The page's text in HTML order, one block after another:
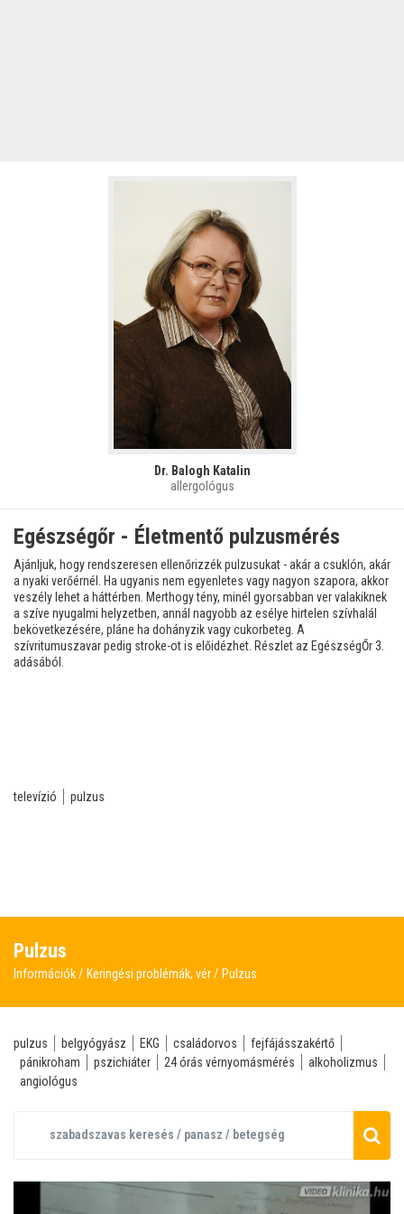
Dr. Balogh Katalin
allergológus
Egészségőr - Életmentő pulzusmérés
Ajánljuk, hogy rendszeresen ellenőrizzék pulzusukat - akár a csuklón, akár
a nyaki verőérnél. Ha ugyanis nem egyenletes vagy nagyon szapora, akkor
veszély lehet a háttérben. Merthogy tény, minél gyorsabban ver valakiknek
a szíve nyugalmi helyzetben, annál nagyobb az esélye hirtelen szívhalál
bekövetkezésére, pláne ha dohányzik vagy cukorbeteg. A
szívritumuszavar pedig stroke-ot is előidézhet. Részlet az EgészségŐr 3.
adásából.
televízió pulzus
Pulzus
Információk Keringési problémák, vér Pulzus
pulzus belgyógyász EKG családorvos
fejfájásszakértő
pánikroham
pszichiáter 24 órás vérnyomásmérés
alkoholizmus
angiológus